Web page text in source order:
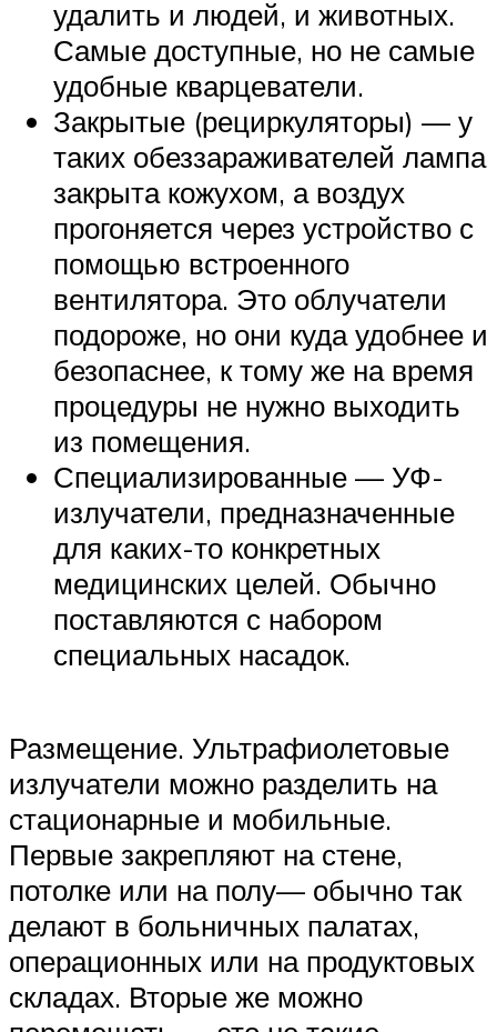
удалить и людей, и животных.
Самые доступные, но не самые
удобные кварцеватели.
Закрытые (рециркуляторы) — у
таких обеззараживателей лампа
закрыта кожухом, а воздух
прогоняется через устройство с
помощью встроенного
вентилятора. Это облучатели
подороже, но они куда удобнее и
безопаснее, к тому же на время
процедуры не нужно выходить
из помещения.
Специализированные — УФ-
излучатели, предназначенные
для каких-то конкретных
медицинских целей. Обычно
поставляются с набором
специальных насадок.
Размещение. Ультрафиолетовые
излучатели можно разделить на
стационарные и мобильные.
Первые закрепляют на стене,
потолке или на полу— обычно так
делают в больничных палатах,
операционных или на продуктовых
складах. Вторые же можно